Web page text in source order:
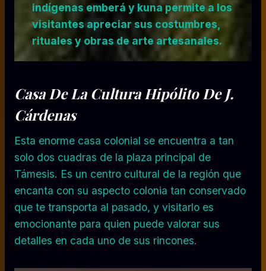
indígenas emberá y kuna permite a los
visitantes apreciar sus costumbres,
rituales y obras de arte artesanales.
Casa De La Cultura Hipólito De J.
Cárdenas
Esta enorme casa colonial se encuentra a tan
solo dos cuadras de la plaza principal de
Támesis. Es un centro cultural de la región que
encanta con su aspecto colonia tan conservado
que te transporta al pasado, y visitarlo es
emocionante para quien puede valorar sus
detalles en cada uno de sus rincones.